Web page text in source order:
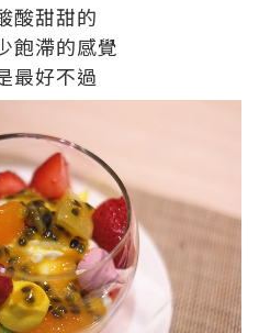
酸甜甜的
飽滯的感覺
最好不過